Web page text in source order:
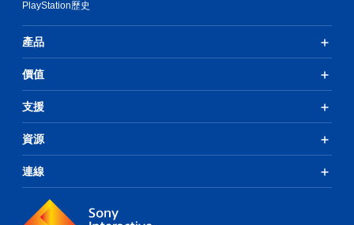
PlayStation歷史
產品
價值
支援
資源
連線